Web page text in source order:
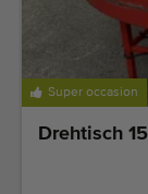
Super occasion
Drehtisch